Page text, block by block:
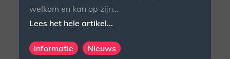
welkom en kan op zijn…
Lees het hele artikel...
informatie Nieuws